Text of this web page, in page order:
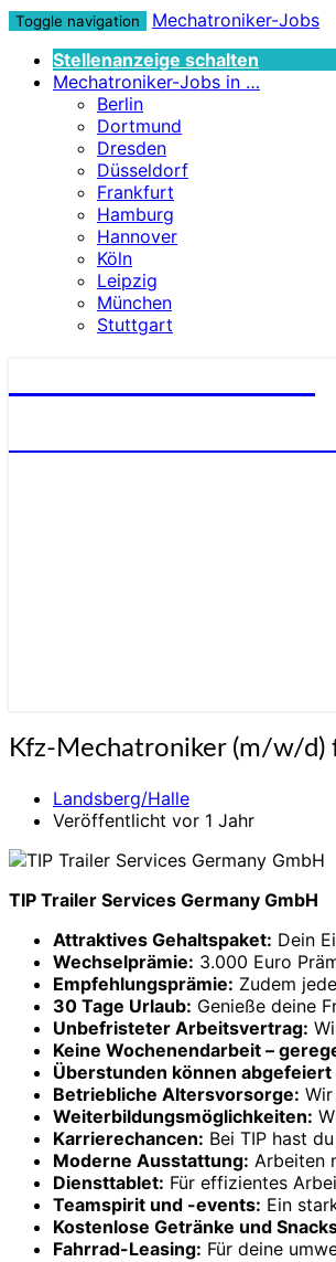
Toggle navigation
Mechatroniker-Jobs
Stellenanzeige schalten
Mechatroniker-Jobs in …
Berlin
Dortmund
Dresden
Düsseldorf
Frankfurt
Hamburg
Hannover
Köln
Leipzig
München
Stuttgart
Kfz-
(m/w/d)
Nutzfahrzeuge
–
Euro
Kfz-Mechatroniker (m/w/d)
Landsberg/Halle
Veröffentlicht vor 1 Jahr
TIP Trailer Services Germany GmbH
Attraktives Gehalts­paket: Dein
Wechsel­prämie: 3.000 Euro
Empfehlungs­prämie: Zudem
30 Tage Urlaub: Genieße deine
Unbefristeter Arbeits­vertrag:
Keine Wochenend­arbeit –
Überstunden können
Betriebliche Alters­vorsorge:
Weiterbildungs­möglichkeiten:
Karriere­chancen: Bei TIP hast
Moderne Ausstattung: Arbeiten
Diensttablet: Für effizientes
Team­spirit und -­events: Ein
Kostenlose Getränke und
Fahrrad-Leasing: Für deine